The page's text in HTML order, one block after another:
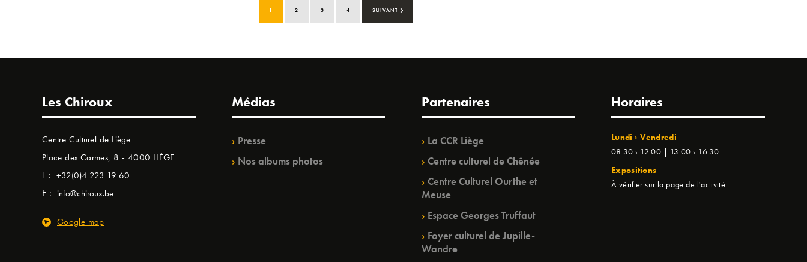
1 2 3 4 SUIVANT ›
Les Chiroux
Centre Culturel de Liège
Place des Carmes, 8 - 4000 LIÈGE
T : +32(0)4 223 19 60
E : info@chiroux.be
Google map
Médias
Presse
Nos albums photos
Partenaires
La CCR Liège
Centre culturel de Chênée
Centre Culturel Ourthe et
Meuse
Espace Georges Truffaut
Foyer culturel de Jupille-
Wandre
Horaires
Lundi › Vendredi
08:30 › 12:00 | 13:00 › 16:30
Expositions
À vérifier sur la page de l'activité